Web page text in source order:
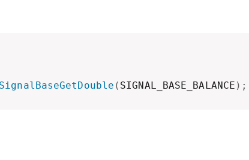
( SIGNAL_BASE_BALANCE ) ;